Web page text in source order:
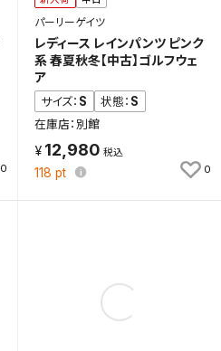
0
パーリーゲイツ
レディース レインパンツ ピンク
系 春夏秋冬【中古】ゴルフウェ
ア
サイズ： S 状態： S
在庫店：別館
12,980
118 pt 0